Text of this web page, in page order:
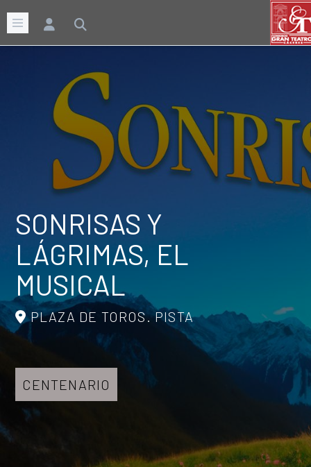
SONRISAS Y
LÁGRIMAS, EL
MUSICAL
PLAZA DE TOROS. PISTA
CENTENARIO